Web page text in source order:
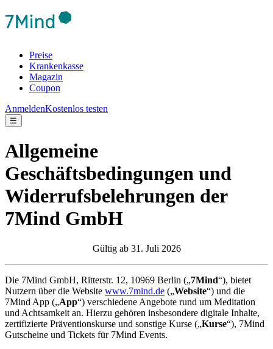
Preise
Krankenkasse
Magazin
Coupon
AnmeldenKostenlos testen
☰
Allgemeine
Geschäftsbedingungen und
Widerrufsbelehrungen der
7Mind GmbH
Gültig ab 31. Juli 2026
Die 7Mind GmbH, Ritterstr. 12, 10969 Berlin („7Mind“), bietet
Nutzern über die Website www.7mind.de („Website“) und die
7Mind App („App“) verschiedene Angebote rund um Meditation
und Achtsamkeit an. Hierzu gehören insbesondere digitale Inhalte,
zertifizierte Präventionskurse und sonstige Kurse („Kurse“), 7Mind
Gutscheine und Tickets für 7Mind Events.